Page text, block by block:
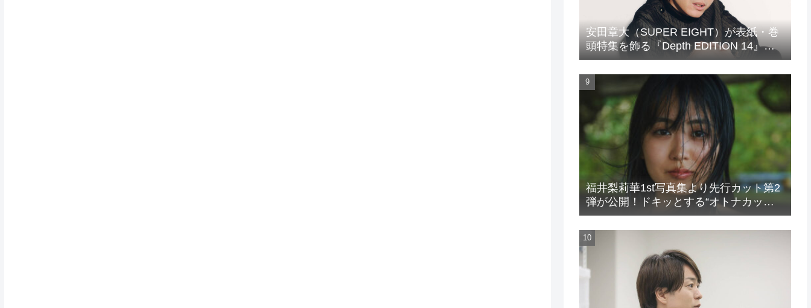
安田章大（SUPER EIGHT）が表紙・巻
頭特集を飾る『Depth EDITION 14』が
発売！
福井梨莉華1st写真集より先行カット第2
弾が公開！ドキッとする“オトナカッ
ト”が解禁！